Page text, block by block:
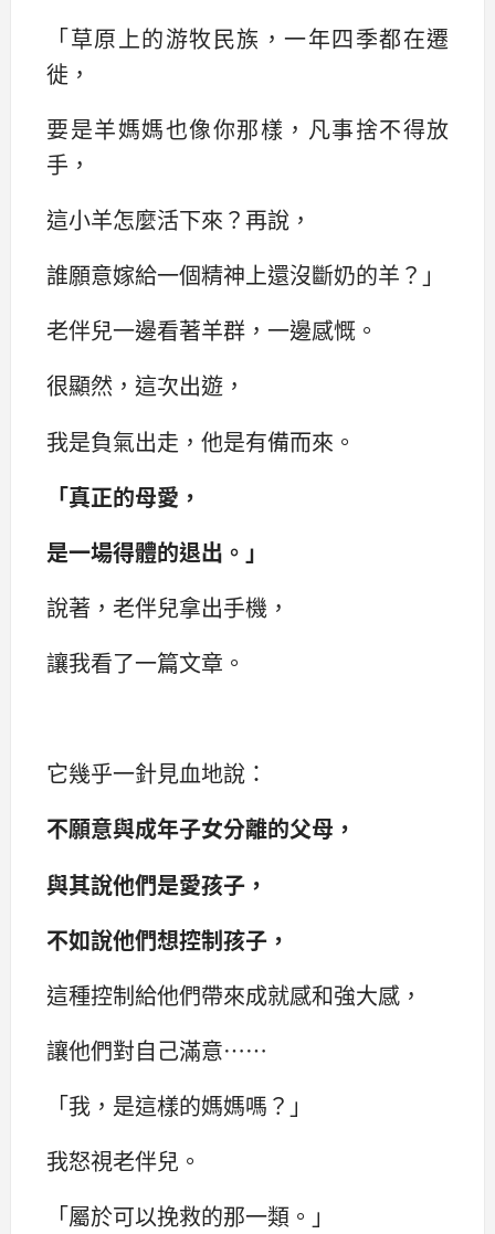
「草原上的游牧民族，一年四季都在遷
徙，
要是羊媽媽也像你那樣，凡事捨不得放
手，
這小羊怎麼活下來？再說，
誰願意嫁給一個精神上還沒斷奶的羊？‌‌」
老伴兒一邊看著羊群，一邊感慨。
很顯然，這次出遊，
我是負氣出走，他是有備而來。
‌‌「真正的母愛，
是一場得體的退出。‌‌」
說著，老伴兒拿出手機，
讓我看了一篇文章。
它幾乎一針見血地說：
不願意與成年子女分離的父母，
與其說他們是愛孩子，
不如說他們想控制孩子，
這種控制給他們帶來成就感和強大感，
讓他們對自己滿意……
‌‌「我，是這樣的媽媽嗎？‌‌」
我怒視老伴兒。‌‌
「屬於可以挽救的那一類。‌‌」